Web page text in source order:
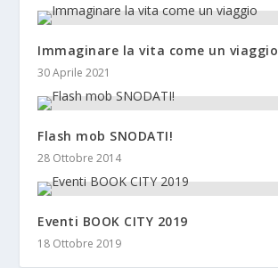
Immaginare la vita come un viaggio
30 Aprile 2021
Flash mob SNODATI!
28 Ottobre 2014
Eventi BOOK CITY 2019
18 Ottobre 2019